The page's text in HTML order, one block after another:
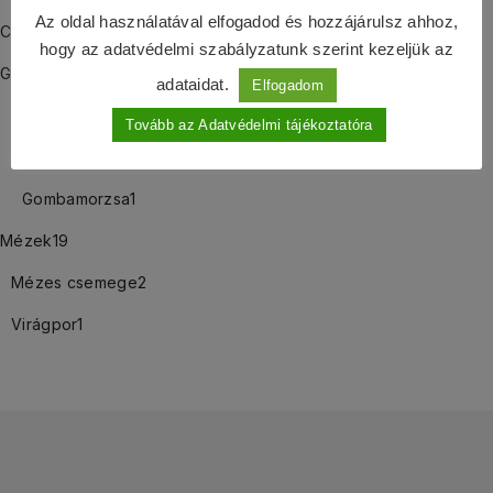
Csipkebogyós termékek9
Gombás termékek
Gomba őrlemény 14
Gombamorzsa1
Mézek19
Mézes csemege2
Virágpor1
Az oldal használatával elfogadod és hozzájárulsz ahhoz,
hogy az adatvédelmi szabályzatunk szerint kezeljük az
adataidat.
Elfogadom
Tovább az Adatvédelmi tájékoztatóra